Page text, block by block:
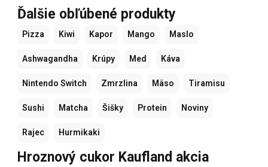
Ďalšie obľúbené produkty
Pizza Kiwi Kapor Mango Maslo
Ashwagandha Krúpy Med Káva
Nintendo Switch Zmrzlina Mäso Tiramisu
Sushi Matcha Šišky Protein Noviny
Rajec Hurmikaki
Hroznový cukor Kaufland akcia